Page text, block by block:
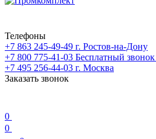
Телефоны
+7 863 245-49-49 г. Ростов-на-Дону
+7 800 775-41-03 Бесплатный
+7 495 256-44-03 г. Москва
Заказать звонок
0
0